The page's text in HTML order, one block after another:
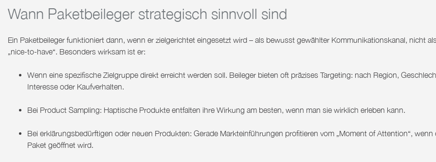
Wann Paketbeileger strategisch sinnvoll sind
Ein Paketbeileger funktioniert dann, wenn er zielgerichtet eingesetzt wird – als bewusst gewählter Kommunikationskanal, nicht
„nice-to-have“. Besonders wirksam ist er:
Wenn eine spezifische Zielgruppe direkt erreicht werden soll. Beileger bieten oft präzises Targeting: nach Region,
Interesse oder Kaufverhalten.
Bei Product Sampling: Haptische Produkte entfalten ihre Wirkung am besten, wenn man sie wirklich erleben kann.
Bei erklärungsbedürftigen oder neuen Produkten: Gerade Markteinführungen profitieren vom „Moment of Attention“, wenn
Paket geöffnet wird.